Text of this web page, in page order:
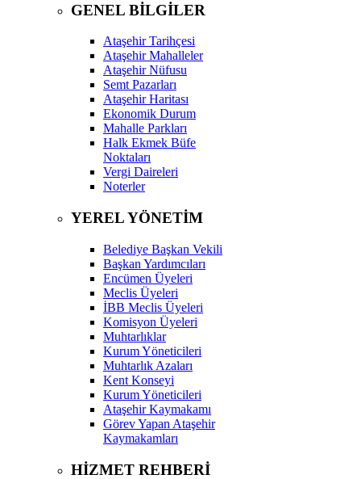
GENEL BİLGİLER
Ataşehir Tarihçesi
Ataşehir Mahalleler
Ataşehir Nüfusu
Semt Pazarları
Ataşehir Haritası
Ekonomik Durum
Mahalle Parkları
Halk Ekmek Büfe
Noktaları
Vergi Daireleri
Noterler
YEREL YÖNETİM
Belediye Başkan Vekili
Başkan Yardımcıları
Encümen Üyeleri
Meclis Üyeleri
İBB Meclis Üyeleri
Komisyon Üyeleri
Muhtarlıklar
Kurum Yöneticileri
Muhtarlık Azaları
Kent Konseyi
Kurum Yöneticileri
Ataşehir Kaymakamı
Görev Yapan Ataşehir
Kaymakamları
HİZMET REHBERİ